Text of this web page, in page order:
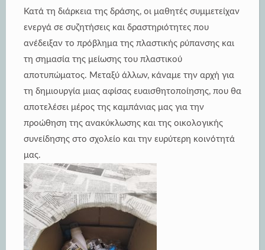
Κατά τη διάρκεια της δράσης, οι μαθητές συμμετείχαν
ενεργά σε συζητήσεις και δραστηριότητες που
ανέδειξαν το πρόβλημα της πλαστικής ρύπανσης και
τη σημασία της μείωσης του πλαστικού
αποτυπώματος. Μεταξύ άλλων, κάναμε την αρχή για
τη δημιουργία μιας αφίσας ευαισθητοποίησης, που θα
αποτελέσει μέρος της καμπάνιας μας για την
προώθηση της ανακύκλωσης και της οικολογικής
συνείδησης στο σχολείο και την ευρύτερη κοινότητά
μας.